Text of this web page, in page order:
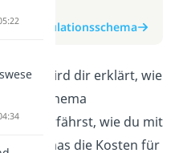
Kalkulationsschema
Video wird dir erklärt, wie
Du erfährst, wie du mit
Schemas die Kosten für